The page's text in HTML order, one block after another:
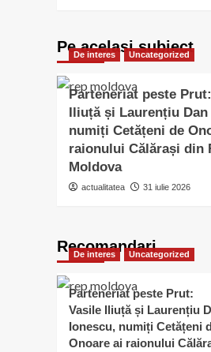
Pe acelasi subiect
De interes Uncategorized
Parteneriat peste
Iliuță și Laurențiu Dan
numiți Cetățeni de
raionului Călărași din
Moldova
actualitatea 31 iulie 2026
Recomandari
De interes Uncategorized
Parteneriat peste Prut:
Vasile Iliuță și Laurențiu
Ionescu, numiți Cetățeni
Onoare ai raionului